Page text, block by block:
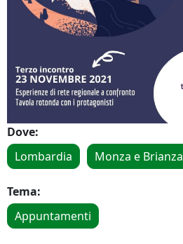
Dove:
Lombardia
Monza e Brianza
Tema:
Appuntamenti